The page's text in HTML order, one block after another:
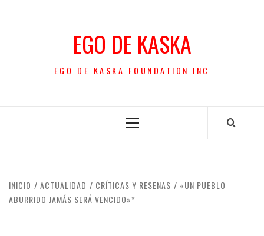
EGO DE KASKA
EGO DE KASKA FOUNDATION INC
Menú
INICIO ACTUALIDAD CRÍTICAS Y RESEÑAS
«UN PUEBLO
ABURRIDO JAMÁS SERÁ VENCIDO»*